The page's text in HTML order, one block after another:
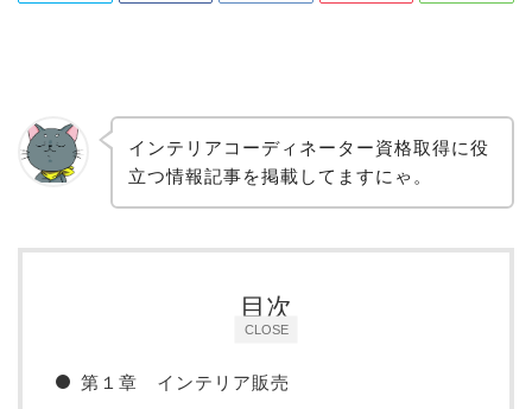
インテリアコーディネーター資格取得に役
立つ情報記事を掲載してますにゃ。
CLOSE
目次
第１章 インテリア販売